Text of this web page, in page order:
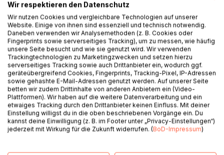
Faröer-Inseln 1874: Die siebzehnjährige Aelle flieht vor
einer erzwungenen Heirat. Die geplante Flucht scheitert,
als sie in einem Sturm auf einer geheimnisvollen Insel im
Meer strandet, deren einzige Bewohnerin eine mysteriöse
Fremde ist.
Obwohl Aelle sich zu der Fremden hingezogen fühlt, ist
nichts wie es scheint und Aelle muss sich zwischen dem
Entscheiden, was ihr Herz sich wünscht und was richtig ist.
AUTOR/IN
Wir respektieren den Datenschutz
Wir nutzen Cookies und vergleichbare Technologien auf unserer
Website. Einige von ihnen sind essenziell und technisch notwendig.
Daneben verwenden wir Analysemethoden (z. B. Cookies oder
Fingerprints sowie serverseitiges Tracking), um zu messen, wie häufig
unsere Seite besucht und wie sie genutzt wird. Wir verwenden
Trackingtechnologien zu Marketingzwecken und setzen hierzu
serverseitiges Tracking sowie auch Drittanbieter ein, wodurch ggf.
geräteübergreifend Cookies, Fingerprints, Tracking-Pixel, IP-Adressen
sowie gehashte E-Mail-Adressen genutzt werden. Auf unserer Seite
betten wir zudem Drittinhalte von anderen Anbietern ein (Video-
Plattformen). Wir haben auf die weitere Datenverarbeitung und ein
etwaiges Tracking durch den Drittanbieter keinen Einfluss. Mit deiner
Einstellung willigst du in die oben beschriebenen Vorgänge ein. Du
kannst deine Einwilligung (z. B. im Footer unter „Privacy-Einstellungen“)
jederzeit mit Wirkung für die Zukunft widerrufen. (BoD-Impressum)